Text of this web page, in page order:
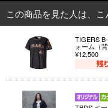
この商品を見た人は、
TIGERS
ォーム（
¥12,500